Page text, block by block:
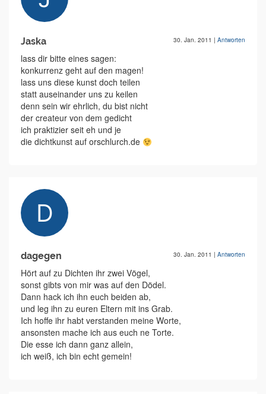
Jaska 30. Jan. 2011 | Antworten
lass dir bitte eines sagen:
konkurrenz geht auf den magen!
lass uns diese kunst doch teilen
statt auseinander uns zu keilen
denn sein wir ehrlich, du bist nicht
der createur von dem gedicht
ich praktizier seit eh und je
die dichtkunst auf orschlurch.de
dagegen 30. Jan. 2011 | Antworten
Hört auf zu Dichten ihr zwei Vögel,
sonst gibts von mir was auf den Dödel.
Dann hack ich ihn euch beiden ab,
und leg ihn zu euren Eltern mit ins Grab.
Ich hoffe ihr habt verstanden meine Worte,
ansonsten mache ich aus euch ne Torte.
Die esse ich dann ganz allein,
ich weiß, ich bin echt gemein!